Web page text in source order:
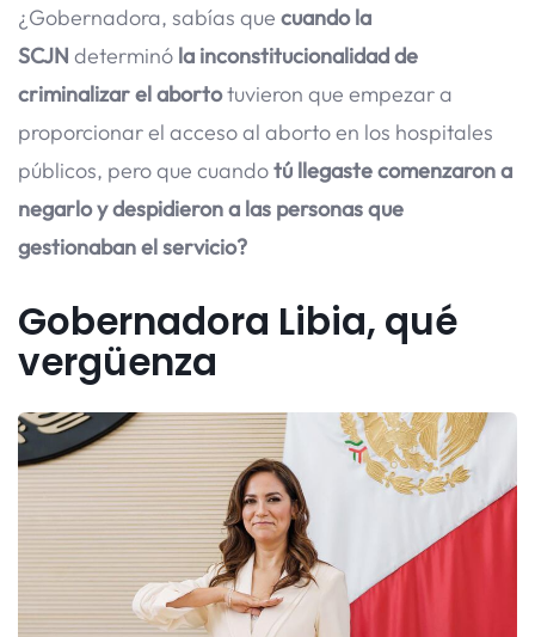
¿Gobernadora, sabías que cuando la
SCJN determinó la inconstitucionalidad de
criminalizar el abortotuvieron que empezar a
proporcionar el acceso al aborto en los hospitales
públicos, pero que cuandotú llegaste comenzaron a
negarlo y despidieron a las personas que
gestionaban el servicio?
Gobernadora Libia, qué
vergüenza